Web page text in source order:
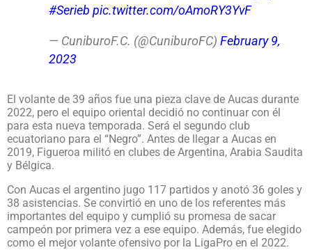
#Serieb pic.twitter.com/oAmoRY3YvF
— CuniburoF.C. (@CuniburoFC) February 9,
2023
El volante de 39 años fue una pieza clave de Aucas durante
2022, pero el equipo oriental decidió no continuar con él
para esta nueva temporada. Será el segundo club
ecuatoriano para el “Negro”. Antes de llegar a Aucas en
2019, Figueroa militó en clubes de Argentina, Arabia Saudita
y Bélgica.
Con Aucas el argentino jugo 117 partidos y anotó 36 goles y
38 asistencias. Se convirtió en uno de los referentes más
importantes del equipo y cumplió su promesa de sacar
campeón por primera vez a ese equipo. Además, fue elegido
como el mejor volante ofensivo por la LigaPro en el 2022.